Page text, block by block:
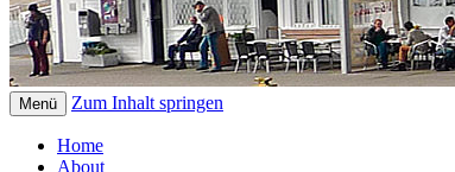
Menü Zum Inhalt springen
Home
About